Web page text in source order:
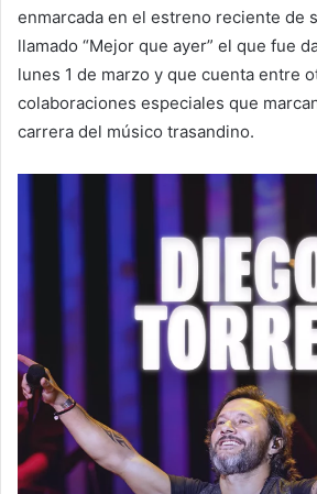
enmarcada en el estreno reciente de
llamado “Mejor que ayer” el que fue
lunes 1 de marzo y que cuenta entre
colaboraciones especiales que
carrera del músico trasandino.